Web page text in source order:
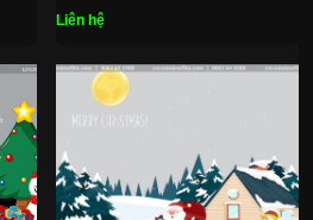
màu sắc
Liên hệ